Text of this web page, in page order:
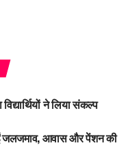
ने लिया संकल्प
जलजमाव, आवास और पेंशन की